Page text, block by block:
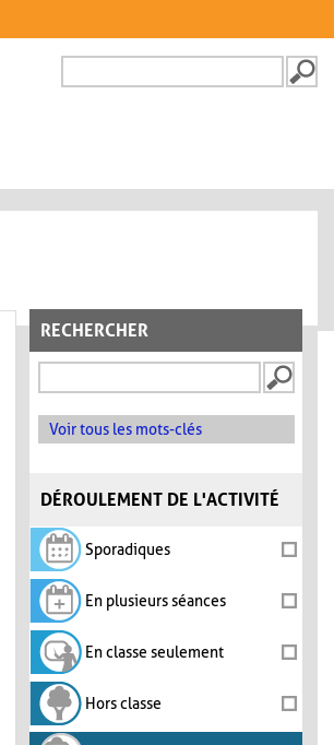
FORMULAIRE DE
RECHERCHER
Voir tous les mots-clés
DÉROULEMENT DE L'ACTIVITÉ
Sporadiques
En plusieurs séances
En classe seulement
Hors classe